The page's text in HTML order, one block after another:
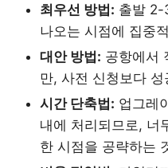
최우선 방법: 출발 2-
나오는 시점에 집중
대안 방법: 공항에서
만, 사전 신청보다
시간 단축법: 업그레
내에 처리되므로, 너
한 시점을 공략하는